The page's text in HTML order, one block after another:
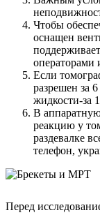
Чтобы
оснащен
операторами
Если
разрешен за
жидкости-за
В
реакцию у
раздевалке
телефон,
Перед